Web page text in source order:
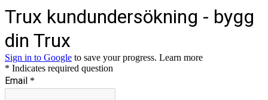
Trux kundundersökning - bygg
din Trux
Sign in to Google to save your progress. Learn more
* Indicates required question
Email *